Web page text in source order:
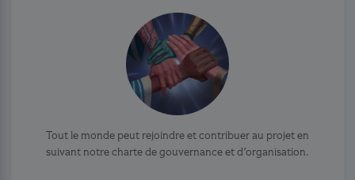
Tout le monde peut rejoindre et contribuer au projet en
suivant notre charte de gouvernance et d'organisation.